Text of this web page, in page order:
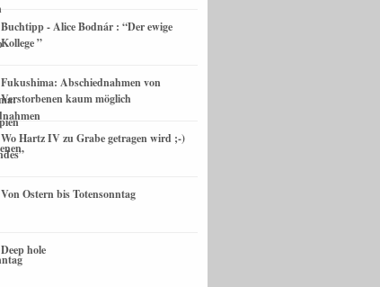
Buchtipp - Alice Bodnár : “Der ewige
Kollege ”
Fukushima: Abschiednahmen von
Verstorbenen kaum möglich
Wo Hartz IV zu Grabe getragen wird ;-)
Von Ostern bis Totensonntag
Deep hole